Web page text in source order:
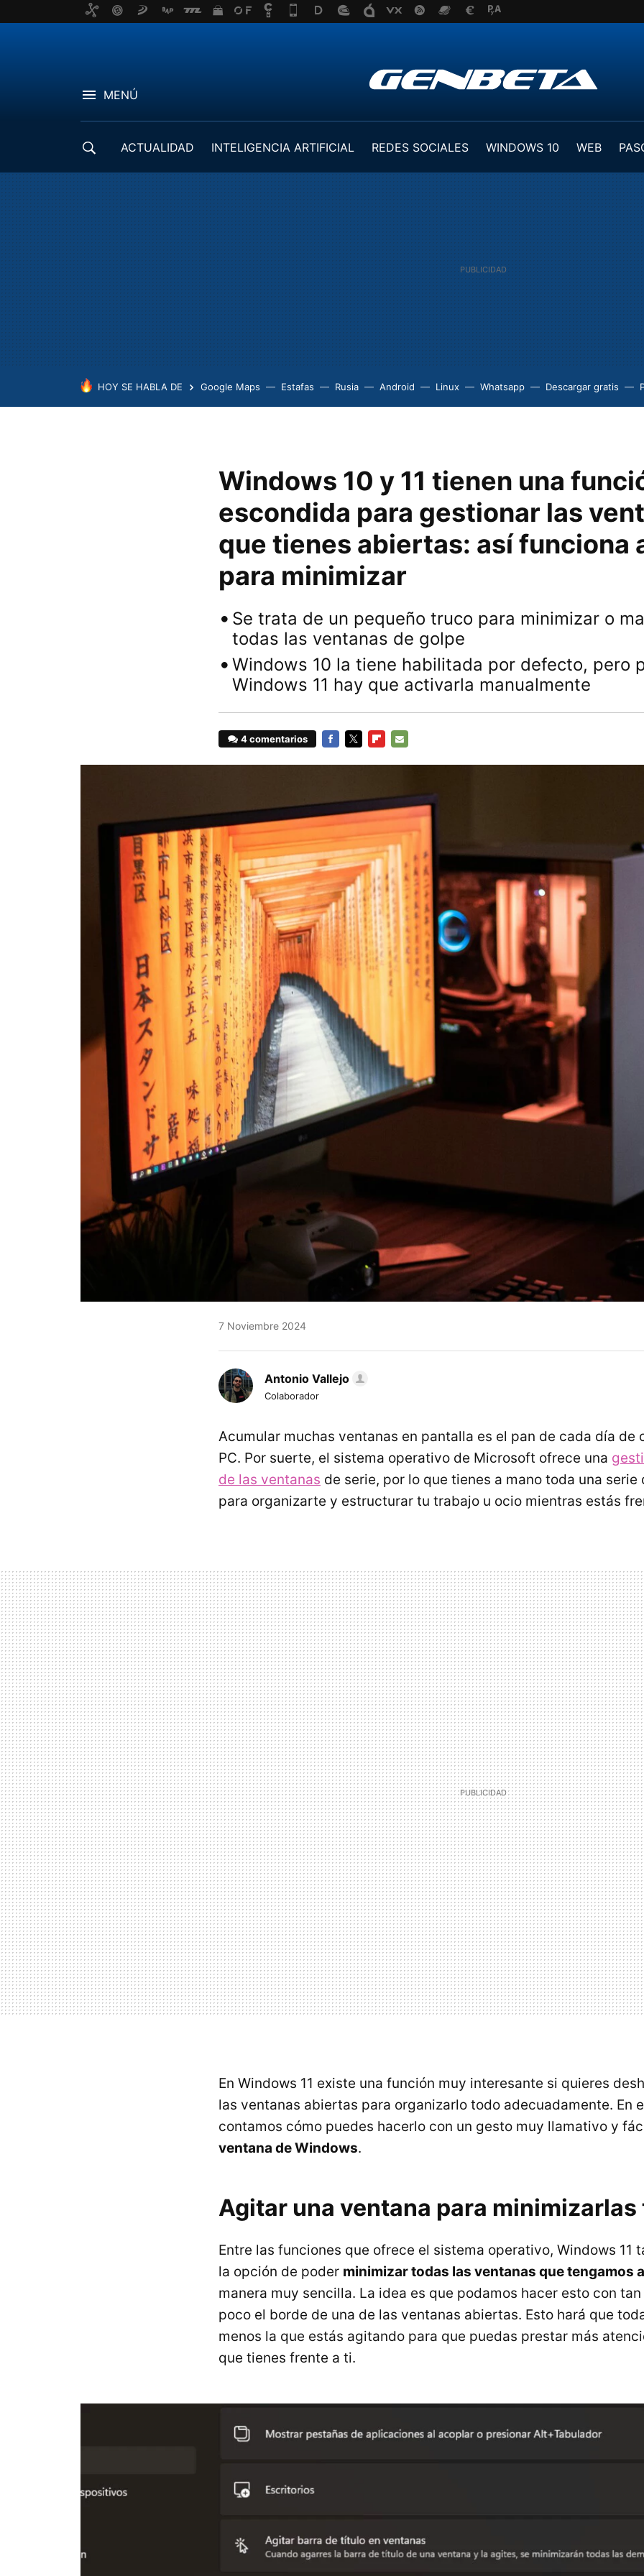
MENÚ
ACTUALIDAD INTELIGENCIA ARTIFICIAL REDES SOCIALES WINDOWS 10 WEB
HOY SE HABLA DE Google Maps Estafas Rusia Android Linux Whatsapp Descargar gratis
Windows 10 y 11 tienen una
escondida para gestionar las
que tienes abiertas: así funciona
para minimizar
Se trata de un pequeño truco para minimizar o
todas las ventanas de golpe
Windows 10 la tiene habilitada por defecto, pero
Windows 11 hay que activarla manualmente
4 comentarios
7 Noviembre 2024
Antonio Vallejo
Colaborador
Acumular muchas ventanas en pantalla es el pan de cada día de
PC. Por suerte, el sistema operativo de Microsoft ofrece una
de las ventanas de serie, por lo que tienes a mano toda una serie
para organizarte y estructurar tu trabajo u ocio mientras estás
En Windows 11 existe una función muy interesante si quieres
las ventanas abiertas para organizarlo todo adecuadamente. En
contamos cómo puedes hacerlo con un gesto muy llamativo y
ventana de Windows.
Agitar una ventana para minimizarlas
Entre las funciones que ofrece el sistema operativo, Windows 11
la opción de poder minimizar todas las ventanas que tengamos
manera muy sencilla. La idea es que podamos hacer esto con
poco el borde de una de las ventanas abiertas. Esto hará que
menos la que estás agitando para que puedas prestar más
que tienes frente a ti.